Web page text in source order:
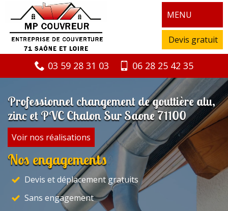
MENU
Devis gratuit
03 59 28 31 03 06 28 25 42 35
Professionnel changement de gouttière alu,
zinc et PVC Chalon Sur Saone 71100
Voir nos réalisations
Nos engagements
Devis et déplacement gratuits
Sans engagement